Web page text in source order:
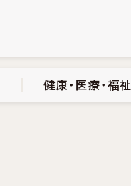
健康・医療・福祉